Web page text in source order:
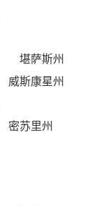
堪萨斯州
威斯康星州
密苏里州